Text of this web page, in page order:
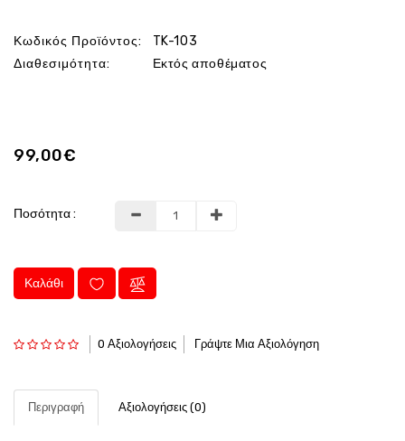
Κωδικός Προϊόντος:
TK-103
Διαθεσιμότητα:
Εκτός αποθέματος
99,00€
Ποσότητα :
Καλάθι
0 Αξιολογήσεις Γράψτε Μια Αξιολόγηση
Περιγραφή Αξιολογήσεις (0)